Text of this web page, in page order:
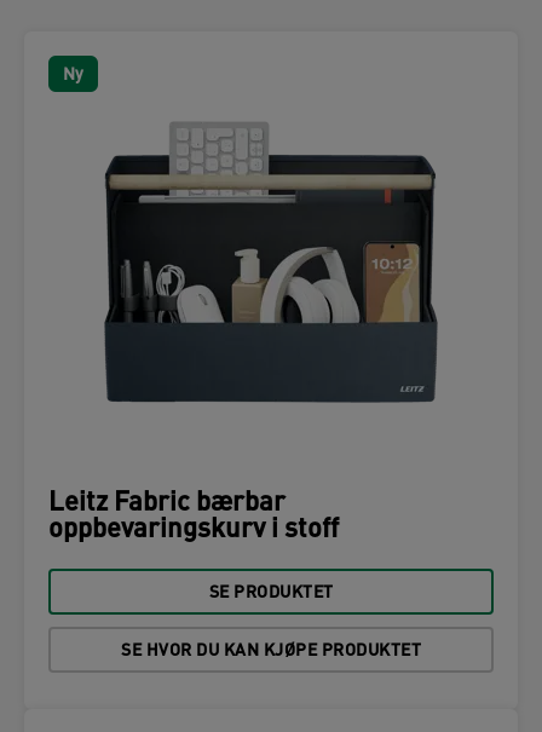
Ny
Leitz Fabric bærbar
oppbevaringskurv i stoff
SE PRODUKTET
SE HVOR DU KAN KJØPE PRODUKTET